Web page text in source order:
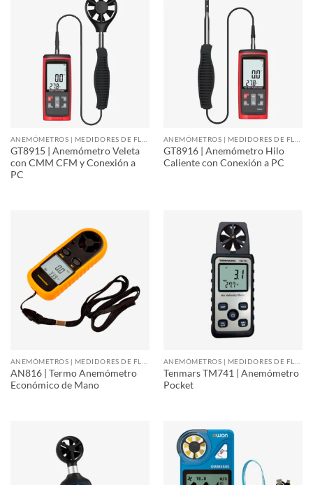
ANEMÓMETROS | MEDIDORES DE FLUJO DE AIRE
GT8915 | Anemómetro Veleta
con CMM CFM y Conexión a
PC
ANEMÓMETROS | MEDIDORES DE FLUJO DE AIRE
GT8916 | Anemómetro Hilo
Caliente con Conexión a PC
AN816 | Termo Anemómetro
Económico de Mano
Tenmars TM741 | Anemómetro
Pocket